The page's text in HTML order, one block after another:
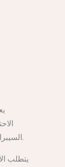
السيبراني من خلال سن القوانين والتشريعات المناسبة، وتوفير الدعم الفني للشركات والمستهلكين. التعاون الدولي في مجال مكافحة الجرائم الإلكترونية ضروري أيضًا لحماية المستهلكين.
يتطلب